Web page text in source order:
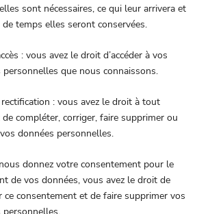
sont nécessaires, ce qui leur arrivera et
de temps elles seront conservées.
: vous avez le droit d’accéder à vos
personnelles que nous connaissons.
: vous avez le droit à tout
compléter, corriger, faire supprimer ou
données personnelles.
donnez votre consentement pour le
de vos données, vous avez le droit de
ce consentement et de faire supprimer vos